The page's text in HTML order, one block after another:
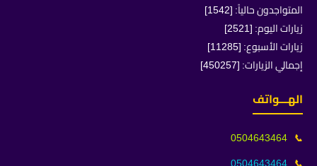
المتواجدون حالياً: [1542]
زيارات اليوم: [2521]
زيارات الأسبوع: [11285]
إجمالي الزيارات: [450257]
الهـــواتف
📞
0504643464